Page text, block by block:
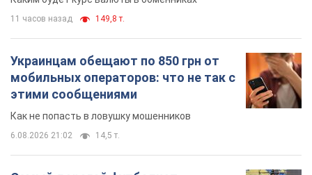
11 часов назад 149,8 т.
Украинцам обещают по 850 грн от
мобильных операторов: что не так с
этими сообщениями
Как не попасть в ловушку мошенников
6.08.2026 21:02 14,5 т.